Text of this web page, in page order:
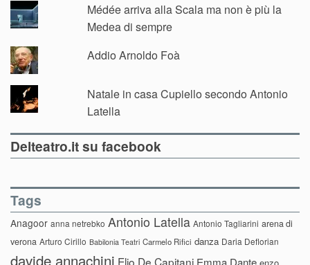
Médée arriva alla Scala ma non è più la
Medea di sempre
Addio Arnoldo Foà
Natale in casa Cupiello secondo Antonio
Latella
Delteatro.it su facebook
Tags
Anagoor anna netrebko Antonio Latella Antonio Tagliarini arena di
verona Arturo Cirillo Babilonia Teatri Carmelo Rifici danza Daria Deflorian
davide annachini Elio De Capitani Emma Dante enzo